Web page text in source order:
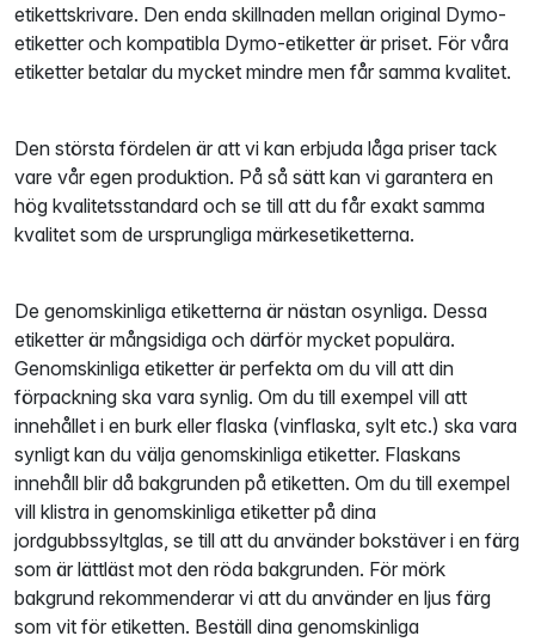
etikettskrivare. Den enda skillnaden mellan original Dymo-
etiketter och kompatibla Dymo-etiketter är priset. För våra
etiketter betalar du mycket mindre men får samma kvalitet.
Den största fördelen är att vi kan erbjuda låga priser tack
vare vår egen produktion. På så sätt kan vi garantera en
hög kvalitetsstandard och se till att du får exakt samma
kvalitet som de ursprungliga märkesetiketterna.
De genomskinliga etiketterna är nästan osynliga. Dessa
etiketter är mångsidiga och därför mycket populära.
Genomskinliga etiketter är perfekta om du vill att din
förpackning ska vara synlig. Om du till exempel vill att
innehållet i en burk eller flaska (vinflaska, sylt etc.) ska vara
synligt kan du välja genomskinliga etiketter. Flaskans
innehåll blir då bakgrunden på etiketten. Om du till exempel
vill klistra in genomskinliga etiketter på dina
jordgubbssyltglas, se till att du använder bokstäver i en färg
som är lättläst mot den röda bakgrunden. För mörk
bakgrund rekommenderar vi att du använder en ljus färg
som vit för etiketten. Beställ dina genomskinliga